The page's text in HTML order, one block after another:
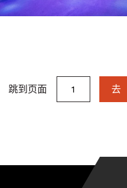
跳到页面 去